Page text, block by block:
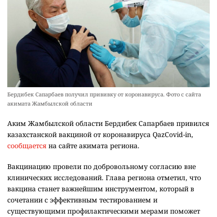
Бердибек Сапарбаев получил прививку от коронавируса. Фото с сайта
акимата Жамбылской области
Аким Жамбылской области Бердибек Сапарбаев привился
казахстанской вакциной от коронавируса QazCovid-in,
сообщается на сайте акимата региона.
Вакцинацию провели по добровольному согласию вне
клинических исследований. Глава региона отметил, что
вакцина станет важнейшим инструментом, который в
сочетании с эффективным тестированием и
существующими профилактическими мерами поможет